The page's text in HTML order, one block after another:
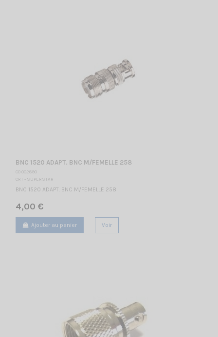
BNC 1520 ADAPT. BNC M/FEMELLE 258
CO 002890
CRT - SUPERSTAR
BNC 1520 ADAPT. BNC M/FEMELLE 258
4,00 €
Ajouter au panier Voir